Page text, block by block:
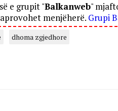
e grupit "Balkanweb"
menjëherë. Grupi
dhoma zgjedhore